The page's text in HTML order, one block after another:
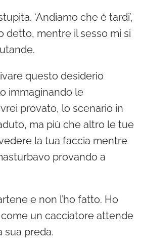
‘Andiamo che è tardi’,
detto, mentre il sesso mi si
questo desiderio
immaginando le
provato, lo scenario in
ma più che altro le tue
la tua faccia mentre
provando a
e non l’ho fatto. Ho
un cacciatore attende
sua preda.